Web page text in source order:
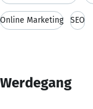
Online Marketing SEO
Werdegang